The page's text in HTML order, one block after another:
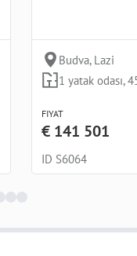
Budva, Lazi
1 yatak odası,
FIYAT
€ 141 501
ID S6064